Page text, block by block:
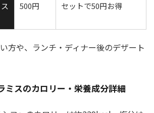
500円 セットで50円お得
方や、ランチ・ディナー後のデザート
ミスのカロリー・栄養成分詳細